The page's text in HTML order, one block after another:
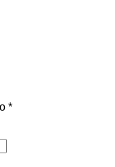
*